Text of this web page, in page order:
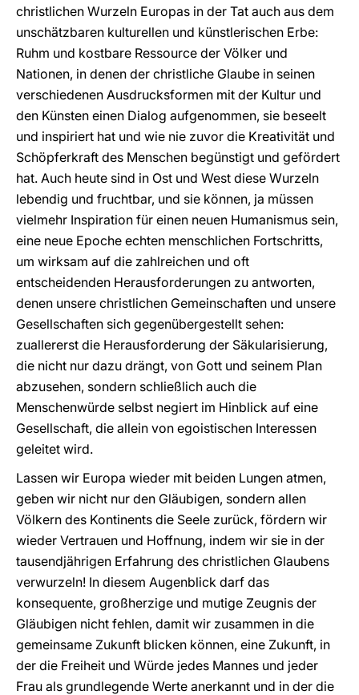
christlichen Wurzeln Europas in der Tat auch aus dem
unschätzbaren kulturellen und künstlerischen Erbe:
Ruhm und kostbare Ressource der Völker und
Nationen, in denen der christliche Glaube in seinen
verschiedenen Ausdrucksformen mit der Kultur und
den Künsten einen Dialog aufgenommen, sie beseelt
und inspiriert hat und wie nie zuvor die Kreativität und
Schöpferkraft des Menschen begünstigt und gefördert
hat. Auch heute sind in Ost und West diese Wurzeln
lebendig und fruchtbar, und sie können, ja müssen
vielmehr Inspiration für einen neuen Humanismus sein,
eine neue Epoche echten menschlichen Fortschritts,
um wirksam auf die zahlreichen und oft
entscheidenden Herausforderungen zu antworten,
denen unsere christlichen Gemeinschaften und unsere
Gesellschaften sich gegenübergestellt sehen:
zuallererst die Herausforderung der Säkularisierung,
die nicht nur dazu drängt, von Gott und seinem Plan
abzusehen, sondern schließlich auch die
Menschenwürde selbst negiert im Hinblick auf eine
Gesellschaft, die allein von egoistischen Interessen
geleitet wird.
Lassen wir Europa wieder mit beiden Lungen atmen,
geben wir nicht nur den Gläubigen, sondern allen
Völkern des Kontinents die Seele zurück, fördern wir
wieder Vertrauen und Hoffnung, indem wir sie in der
tausendjährigen Erfahrung des christlichen Glaubens
verwurzeln! In diesem Augenblick darf das
konsequente, großherzige und mutige Zeugnis der
Gläubigen nicht fehlen, damit wir zusammen in die
gemeinsame Zukunft blicken können, eine Zukunft, in
der die Freiheit und Würde jedes Mannes und jeder
Frau als grundlegende Werte anerkannt und in der die